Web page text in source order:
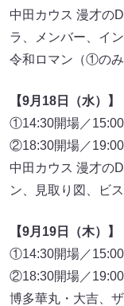
中田カウス 漫才の
ラ、メンバー、イ
令和ロマン（①の
【9月18日（水）】
①14:30開場／
②18:30開場／
中田カウス 漫才の
ン、見取り図、ビ
【9月19日（木）】
①14:30開場／
②18:30開場／
博多華丸・大吉、